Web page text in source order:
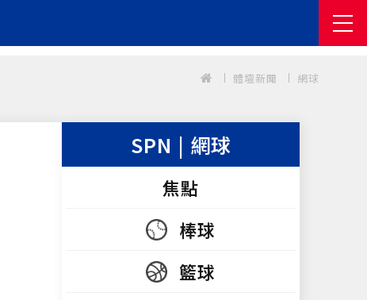
體壇新聞 網球
SPN | 網球
焦點
棒球
籃球